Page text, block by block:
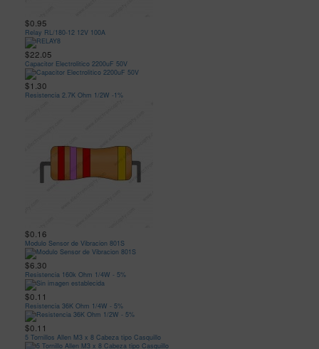
$0.95
Relay RL/180-12 12V 100A
$22.05
Capacitor Electrolitico 2200uF 50V
$1.30
Resistencia 2.7K Ohm 1/2W -1%
$0.16
Modulo Sensor de Vibracion 801S
$6.30
Resistencia 160k Ohm 1/4W - 5%
$0.11
Resistencia 36K Ohm 1/4W - 5%
$0.11
5 Tornillos Allen M3 x 8 Cabeza tipo Casquillo